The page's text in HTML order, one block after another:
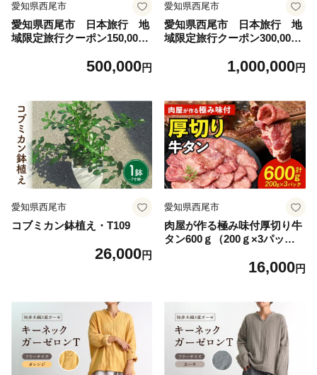
愛知県西尾市
愛知県西尾市 日本旅行 地
域限定旅行クーポン150,000
500,000円
愛知県西尾市
愛知県西尾市 日本旅行 地
域限定旅行クーポン300,000
1,000,000円
愛知県西尾市
コブミカン鉢植え・T109
26,000円
愛知県西尾市
肉屋が作る極み味付厚切り牛
タン600ｇ（200ｇ×3パッ
16,000円